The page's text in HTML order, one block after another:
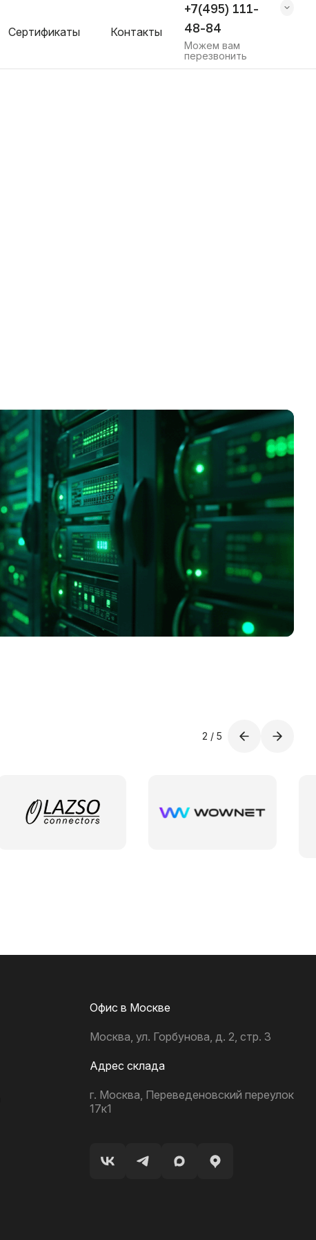
Сертификаты Контакты
+7(495) 111-
48-84
Можем вам
перезвонить
2 / 5
Офис в Москве
Москва, ул. Горбунова, д. 2, стр. 3
Адрес склада
г. Москва, Переведеновский переулок
17к1